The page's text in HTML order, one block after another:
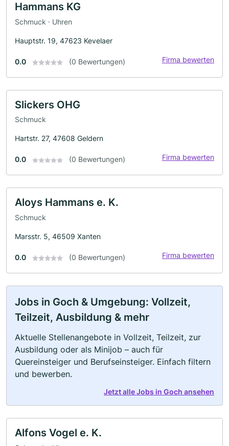
Hammans KG
Schmuck · Uhren
Hauptstr. 19, 47623 Kevelaer
0.0 (0 Bewertungen) Firma bewerten
Slickers OHG
Schmuck
Hartstr. 27, 47608 Geldern
0.0 (0 Bewertungen) Firma bewerten
Aloys Hammans e. K.
Schmuck
Marsstr. 5, 46509 Xanten
0.0 (0 Bewertungen) Firma bewerten
Jobs in Goch & Umgebung: Vollzeit,
Teilzeit, Ausbildung & mehr
Aktuelle Stellenangebote in Vollzeit, Teilzeit, zur
Ausbildung oder als Minijob – auch für
Quereinsteiger und Berufseinsteiger. Einfach filtern
und bewerben.
Jetzt alle Jobs in Goch ansehen
Alfons Vogel e. K.